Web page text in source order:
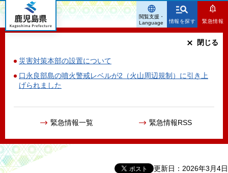
鹿児島県
情報を探す 緊急情報
災害対策本部の設置について
口永良部島の噴火警戒レベルが2（火山周辺規制）に引き上
げられました
緊急情報一覧 緊急情報RSS
閉じる
閲覧支援・
Language
更新日：2026年3月4日